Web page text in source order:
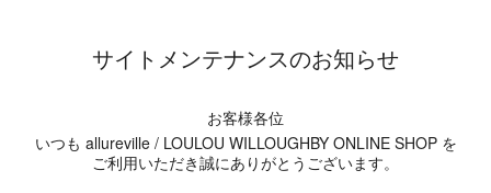
サイトメンテナンスのお知らせ
お客様各位
いつも allureville / LOULOU WILLOUGHBY ONLINE SHOP を
ご利用いただき誠にありがとうございます。